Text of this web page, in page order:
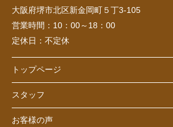
大阪府堺市北区新金岡町５丁3-105
営業時間： 10：00～18：00
定休日： 不定休
トップページ
スタッフ
お客様の声